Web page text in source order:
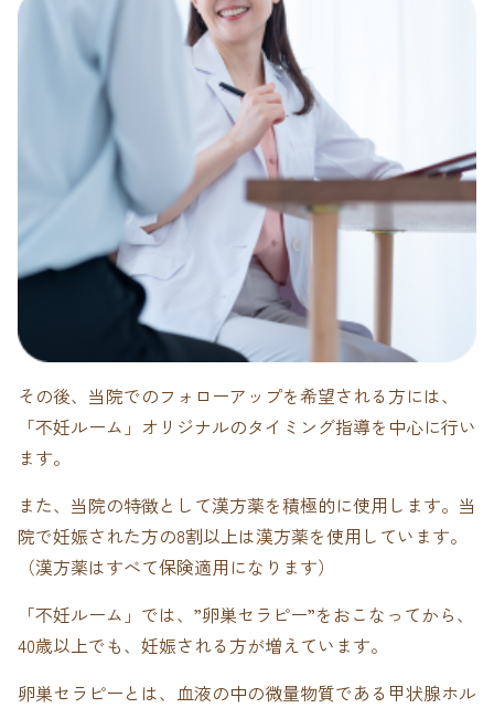
その後、当院でのフォローアップを希望される方には、
「不妊ルーム」オリジナルのタイミング指導を中心に行い
ます。
また、当院の特徴として漢方薬を積極的に使用します。当
院で妊娠された方の8割以上は漢方薬を使用しています。
（漢方薬はすべて保険適用になります）
「不妊ルーム」では、”卵巣セラピー”をおこなってから、
40歳以上でも、妊娠される方が増えています。
卵巣セラピーとは、血液の中の微量物質である甲状腺ホル